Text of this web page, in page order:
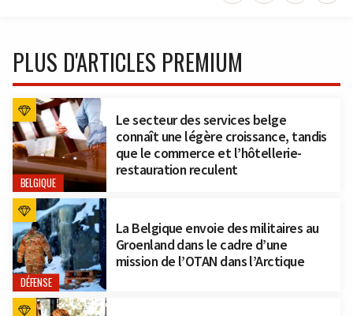
PLUS D'ARTICLES PREMIUM
BELGIQUE
Le secteur des services belge
connaît une légère croissance, tandis
que le commerce et l’hôtellerie-
restauration reculent
DÉFENSE
La Belgique envoie des militaires au
Groenland dans le cadre d’une
mission de l’OTAN dans l’Arctique